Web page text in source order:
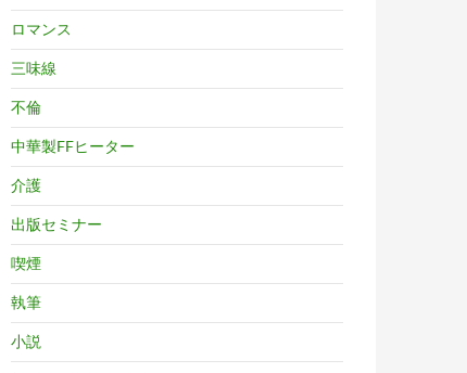
ロマンス
三味線
不倫
中華製FFヒーター
介護
出版セミナー
喫煙
執筆
小説